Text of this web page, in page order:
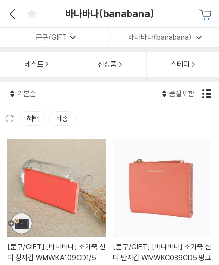
바나바나(banabana)
문구/GIFT 바나바나(banabana)
베스트 신상품 스테디
기본순 품절포함
혜택 배송
[문구/GIFT]
디 장지갑 WMWKA109CD1/5
[문구/GIFT]
디 반지갑 WMWKC089CD5 핑크